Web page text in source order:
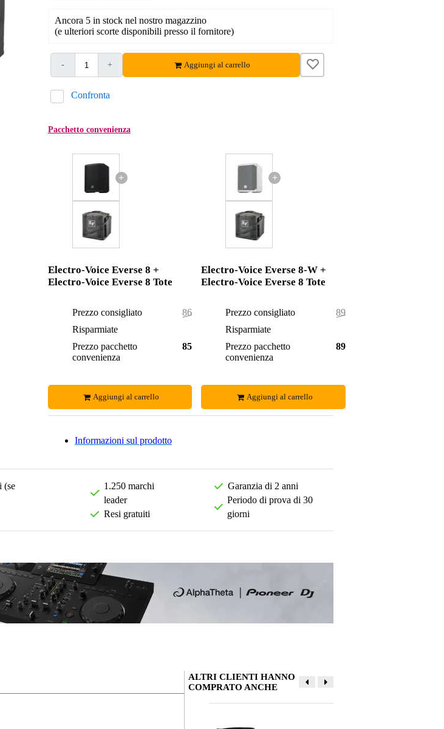
Ancora 5 in stock nel nostro magazzino
(e ulteriori scorte disponibili presso il fornitore)
- + Aggiungi al carrello
Confronta
Pacchetto convenienza
+
Electro-Voice Everse 8 +
Electro-Voice Everse 8 Tote
Prezzo consigliato
865,00 €
Risparmiate
Prezzo pacchetto
convenienza
858,00 €
Aggiungi al carrello
+
Electro-Voice Everse 8-W +
Electro-Voice Everse 8 Tote
Prezzo consigliato
898,00 €
Risparmiate
Prezzo pacchetto
convenienza
891,00 €
Aggiungi al carrello
Informazioni sul prodotto
(se
1.250 marchi
leader
Resi gratuiti
Garanzia di 2 anni
Periodo di prova di 30
giorni
ALTRI CLIENTI HANNO
COMPRATO ANCHE